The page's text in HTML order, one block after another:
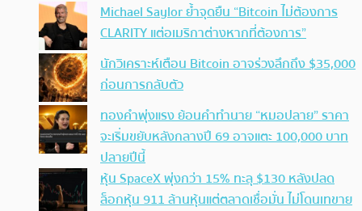
Michael Saylor ย้ำจุดยืน “Bitcoin ไม่ต้องการ
CLARITY แต่อเมริกาต่างหากที่ต้องการ”
นักวิเคราะห์เตือน Bitcoin อาจร่วงลึกถึง $35,000
ก่อนการกลับตัว
ทองคำพุ่งแรง ย้อนคำทำนาย “หมอปลาย” ราคา
จะเริ่มขยับหลังกลางปี 69 อาจแตะ 100,000 บาท
ปลายปีนี้
หุ้น SpaceX พุ่งกว่า 15% ทะลุ $130 หลังปลด
ล็อกหุ้น 911 ล้านหุ้นแต่ตลาดเชื่อมั่น ไม่โดนเทขาย